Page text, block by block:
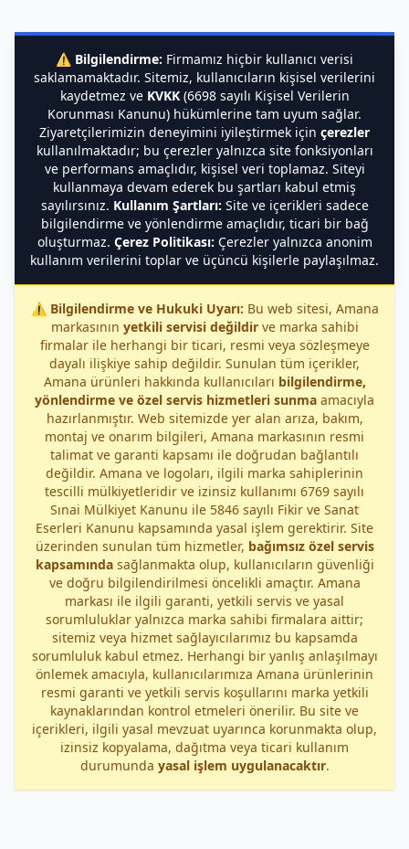
⚠️ Bilgilendirme: Firmamız hiçbir kullanıcı verisi
saklamamaktadır. Sitemiz, kullanıcıların kişisel verilerini
kaydetmez ve KVKK(6698 sayılı Kişisel Verilerin
Korunması Kanunu) hükümlerine tam uyum sağlar.
Ziyaretçilerimizin deneyimini iyileştirmek için çerezler
kullanılmaktadır; bu çerezler yalnızca site fonksiyonları
ve performans amaçlıdır, kişisel veri toplamaz. Siteyi
kullanmaya devam ederek bu şartları kabul etmiş
sayılırsınız. Kullanım Şartları: Site ve içerikleri sadece
bilgilendirme ve yönlendirme amaçlıdır, ticari bir bağ
oluşturmaz. Çerez Politikası: Çerezler yalnızca anonim
kullanım verilerini toplar ve üçüncü kişilerle paylaşılmaz.
⚠️ Bilgilendirme ve Hukuki Uyarı: Bu web sitesi, Amana
markasının yetkili servisi değildirve marka sahibi
firmalar ile herhangi bir ticari, resmi veya sözleşmeye
dayalı ilişkiye sahip değildir. Sunulan tüm içerikler,
Amana ürünleri hakkında kullanıcıları bilgilendirme,
yönlendirme ve özel servis hizmetleri sunma amacıyla
hazırlanmıştır. Web sitemizde yer alan arıza, bakım,
montaj ve onarım bilgileri, Amana markasının resmi
talimat ve garanti kapsamı ile doğrudan bağlantılı
değildir. Amana ve logoları, ilgili marka sahiplerinin
tescilli mülkiyetleridir ve izinsiz kullanımı 6769 sayılı
Sınai Mülkiyet Kanunu ile 5846 sayılı Fikir ve Sanat
Eserleri Kanunu kapsamında yasal işlem gerektirir. Site
üzerinden sunulan tüm hizmetler, bağımsız özel servis
kapsamındasağlanmakta olup, kullanıcıların güvenliği
ve doğru bilgilendirilmesi öncelikli amaçtır. Amana
markası ile ilgili garanti, yetkili servis ve yasal
sorumluluklar yalnızca marka sahibi firmalara aittir;
sitemiz veya hizmet sağlayıcılarımız bu kapsamda
sorumluluk kabul etmez. Herhangi bir yanlış anlaşılmayı
önlemek amacıyla, kullanıcılarımıza Amana ürünlerinin
resmi garanti ve yetkili servis koşullarını marka yetkili
kaynaklarından kontrol etmeleri önerilir. Bu site ve
içerikleri, ilgili yasal mevzuat uyarınca korunmakta olup,
izinsiz kopyalama, dağıtma veya ticari kullanım
durumunda yasal işlem uygulanacaktır.